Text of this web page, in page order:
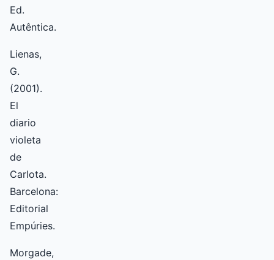
Ed.
Autêntica.
Lienas,
G.
(2001).
El
diario
violeta
de
Carlota.
Barcelona:
Editorial
Empúries.
Morgade,